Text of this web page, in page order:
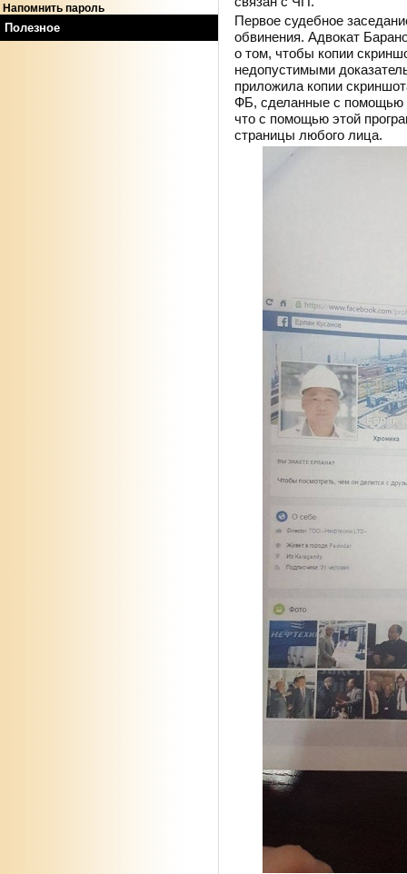
Напомнить пароль
Полезное
Первое судебное
обвинения. Адвокат
о том, чтобы копии
недопустимыми
приложила копии
ФБ, сделанные с помощью
что с помощью этой
страницы любого лица.